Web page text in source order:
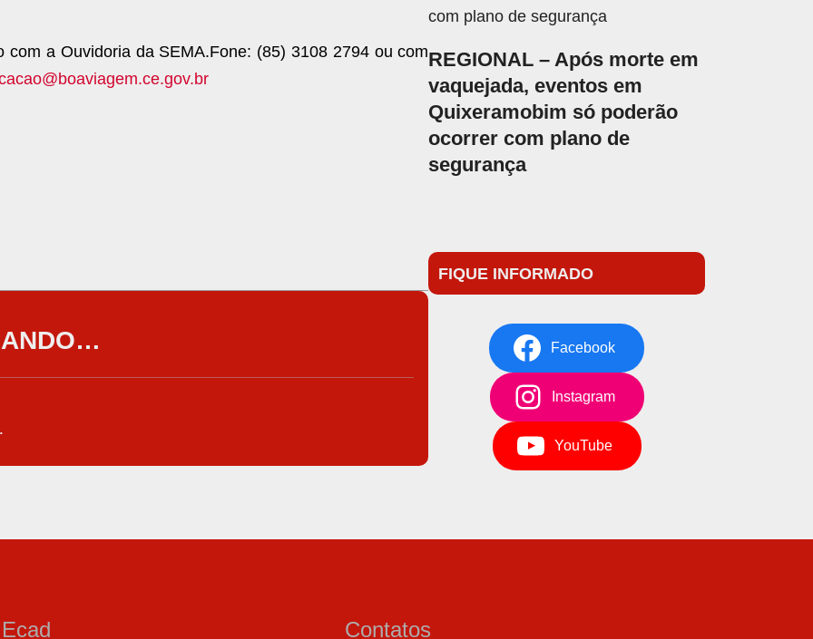
a Ouvidoria da SEMA.Fone: (85) 3108 2794 ou comREGIONAL – Após morte em
vaquejada, eventos em
Quixeramobim só poderão
ocorrer com plano de
segurança
FIQUE INFORMADO
Facebook
Instagram
YouTube
Contatos